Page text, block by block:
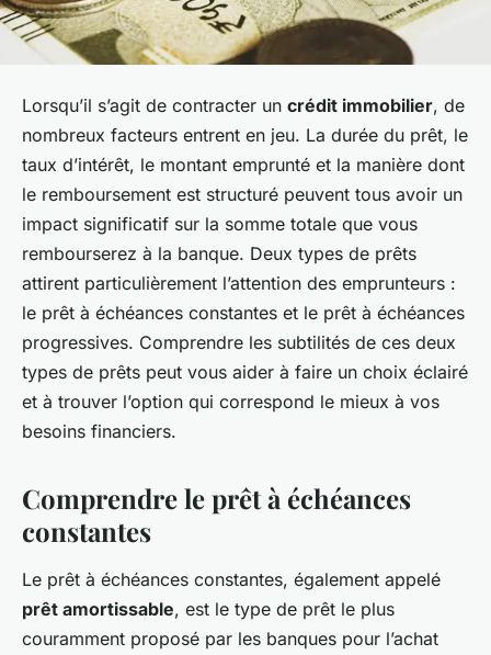
Lorsqu’il s’agit de contracter un crédit immobilier, de
nombreux facteurs entrent en jeu. La durée du prêt, le
taux d’intérêt, le montant emprunté et la manière dont
le remboursement est structuré peuvent tous avoir un
impact significatif sur la somme totale que vous
rembourserez à la banque. Deux types de prêts
attirent particulièrement l’attention des emprunteurs :
le prêt à échéances constantes et le prêt à échéances
progressives. Comprendre les subtilités de ces deux
types de prêts peut vous aider à faire un choix éclairé
et à trouver l’option qui correspond le mieux à vos
besoins financiers.
Comprendre le prêt à échéances
constantes
Le prêt à échéances constantes, également appelé
prêt amortissable, est le type de prêt le plus
couramment proposé par les banques pour l’achat